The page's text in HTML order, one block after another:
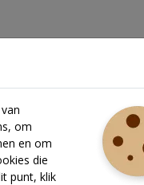
Downloads
om
en om
die
punt, klik